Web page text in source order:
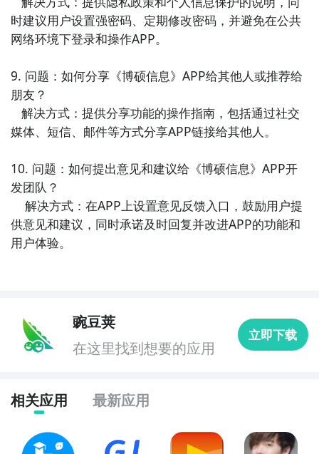
时建议用户设置强密码、定期修改密码，并避免在公共
网络环境下登录和操作APP。
9. 问题：如何分享《博硕信息》APP给其他人或推荐给
朋友？
媒体、短信、邮件等方式分享APP链接给其他人。
10. 问题：如何提出意见和建议给《博硕信息》APP开
发团队？
供意见和建议，同时承诺及时回复并改进APP的功能和
用户体验。
豌豆荚
在这里找到想要的应用
立即下载
相关应用 最新应用